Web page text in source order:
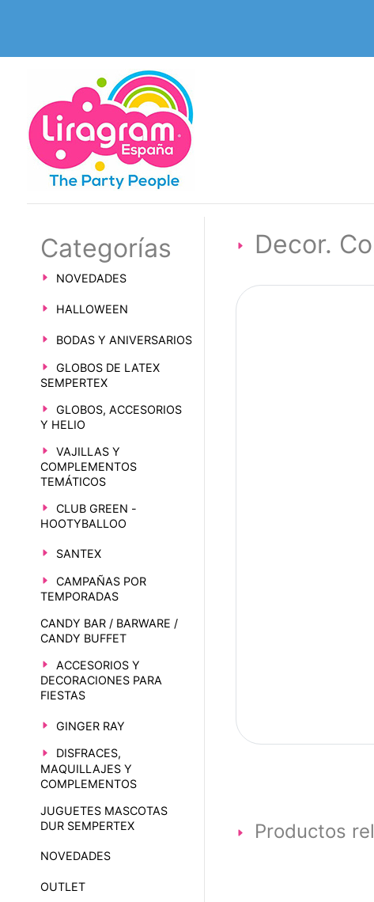
Categorías
NOVEDADES
HALLOWEEN
BODAS Y ANIVERSARIOS
GLOBOS DE LATEX
SEMPERTEX
GLOBOS, ACCESORIOS
Y HELIO
VAJILLAS Y
COMPLEMENTOS
TEMÁTICOS
CLUB GREEN -
HOOTYBALLOO
SANTEX
CAMPAÑAS POR
TEMPORADAS
CANDY BAR / BARWARE /
CANDY BUFFET
ACCESORIOS Y
DECORACIONES PARA
FIESTAS
GINGER RAY
DISFRACES,
MAQUILLAJES Y
COMPLEMENTOS
JUGUETES MASCOTAS
DUR SEMPERTEX
NOVEDADES
OUTLET
Decor.
Productos